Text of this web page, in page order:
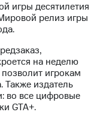
игры десятилетия
релиз игры
на неделю
игрокам
Также издатель
во все цифровые
GTA+.